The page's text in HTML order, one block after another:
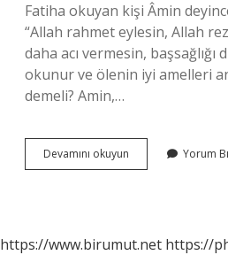
Fatiha okuyan kişi Âmin
“Allah rahmet eylesin, Allah
daha acı vermesin,
okunur ve ölenin iyi amelleri
demeli? Amin,…
Devamını okuyun
Dedikten
Yorum
https://www.birumut.net https://